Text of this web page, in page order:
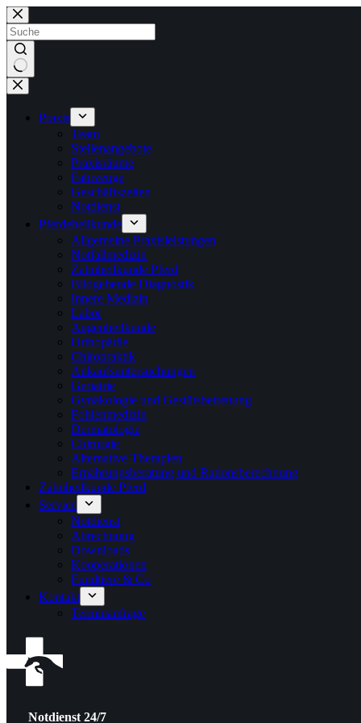
Zum
Inhalt
springen
Keine
Ergebnisse
Praxis
Team
Stellenangebote
Praxisräume
Fahrzeuge
Geschäftszeiten
Notdienst
Pferdeheilkunde
Allgemeine Praxisleistungen
Notfallmedizin
Zahnheilkunde Pferd
Bildgebende Diagnostik
Innere Medizin
Labor
Augenheilkunde
Orthopädie
Chiropraktik
Ankaufsuntersuchungen
Geriatrie
Gynäkologie und Gestütsbetreuung
Fohlenmedizin
Dermatologie
Chirurgie
Alternative Therapien
Ernährungsberatung und Rationsberechnung
Zahnheilkunde Pferd
Service
Notdienst
Abrechnung
Downloads
Kooperationen
Fundtiere & Co
Kontakt
Terminanfrage
Notdienst 24/7